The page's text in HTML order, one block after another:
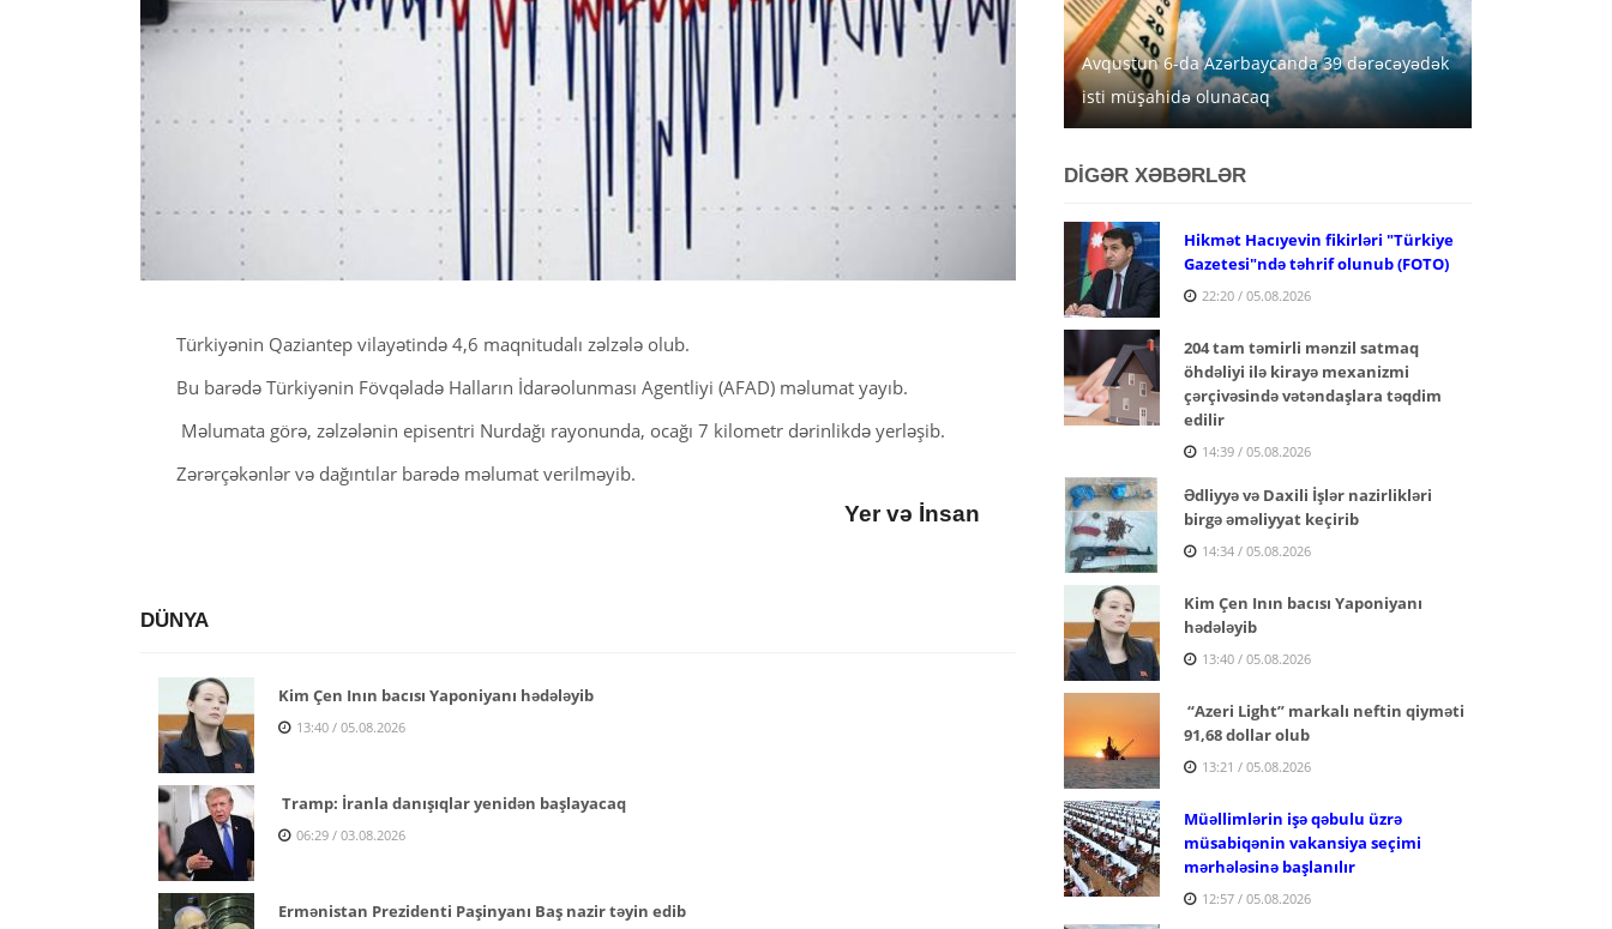
Türkiyənin Qaziantep vilayətində 4,6 maqnitudalı zəlzələ olub.
Bu barədə Türkiyənin Fövqəladə Halların İdarəolunması Agentliyi (AFAD) məlumat yayıb.
Məlumata görə, zəlzələnin episentri Nurdağı rayonunda, ocağı 7 kilometr dərinlikdə yerləşib.
Zərərçəkənlər və dağıntılar barədə məlumat verilməyib.
Yer və İnsan
DÜNYA
Kim Çen Inın bacısı Yaponiyanı hədələyib
13:40 / 05.08.2026
Tramp: İranla danışıqlar yenidən başlayacaq
06:29 / 03.08.2026
Ermənistan Prezidenti Paşinyanı Baş nazir təyin edib
Avqustun 6-da Azərbaycanda 39 dərəcəyədək
isti müşahidə olunacaq
DİGƏR XƏBƏRLƏR
Hikmət Hacıyevin fikirləri "Türkiye
Gazetesi"ndə təhrif olunub (FOTO)
22:20 / 05.08.2026
204 tam təmirli mənzil satmaq
öhdəliyi ilə kirayə mexanizmi
çərçivəsində vətəndaşlara təqdim
edilir
14:39 / 05.08.2026
Ədliyyə və Daxili İşlər nazirlikləri
birgə əməliyyat keçirib
14:34 / 05.08.2026
Kim Çen Inın bacısı Yaponiyanı
hədələyib
13:40 / 05.08.2026
“Azeri Light” markalı neftin qiyməti
91,68 dollar olub
13:21 / 05.08.2026
Müəllimlərin işə qəbulu üzrə
müsabiqənin vakansiya seçimi
mərhələsinə başlanılır
12:57 / 05.08.2026